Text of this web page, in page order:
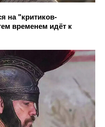
на "критиков-
временем идёт к